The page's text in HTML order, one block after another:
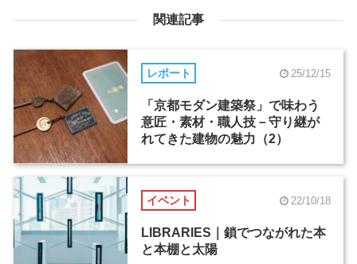
関連記事
レポート 25/12/15
「京都モダン建築祭」で味わう
意匠・素材・職人技－守り継が
れてきた建物の魅力（2）
イベント 22/10/18
LIBRARIES｜鎖でつながれた本
と本棚と太陽